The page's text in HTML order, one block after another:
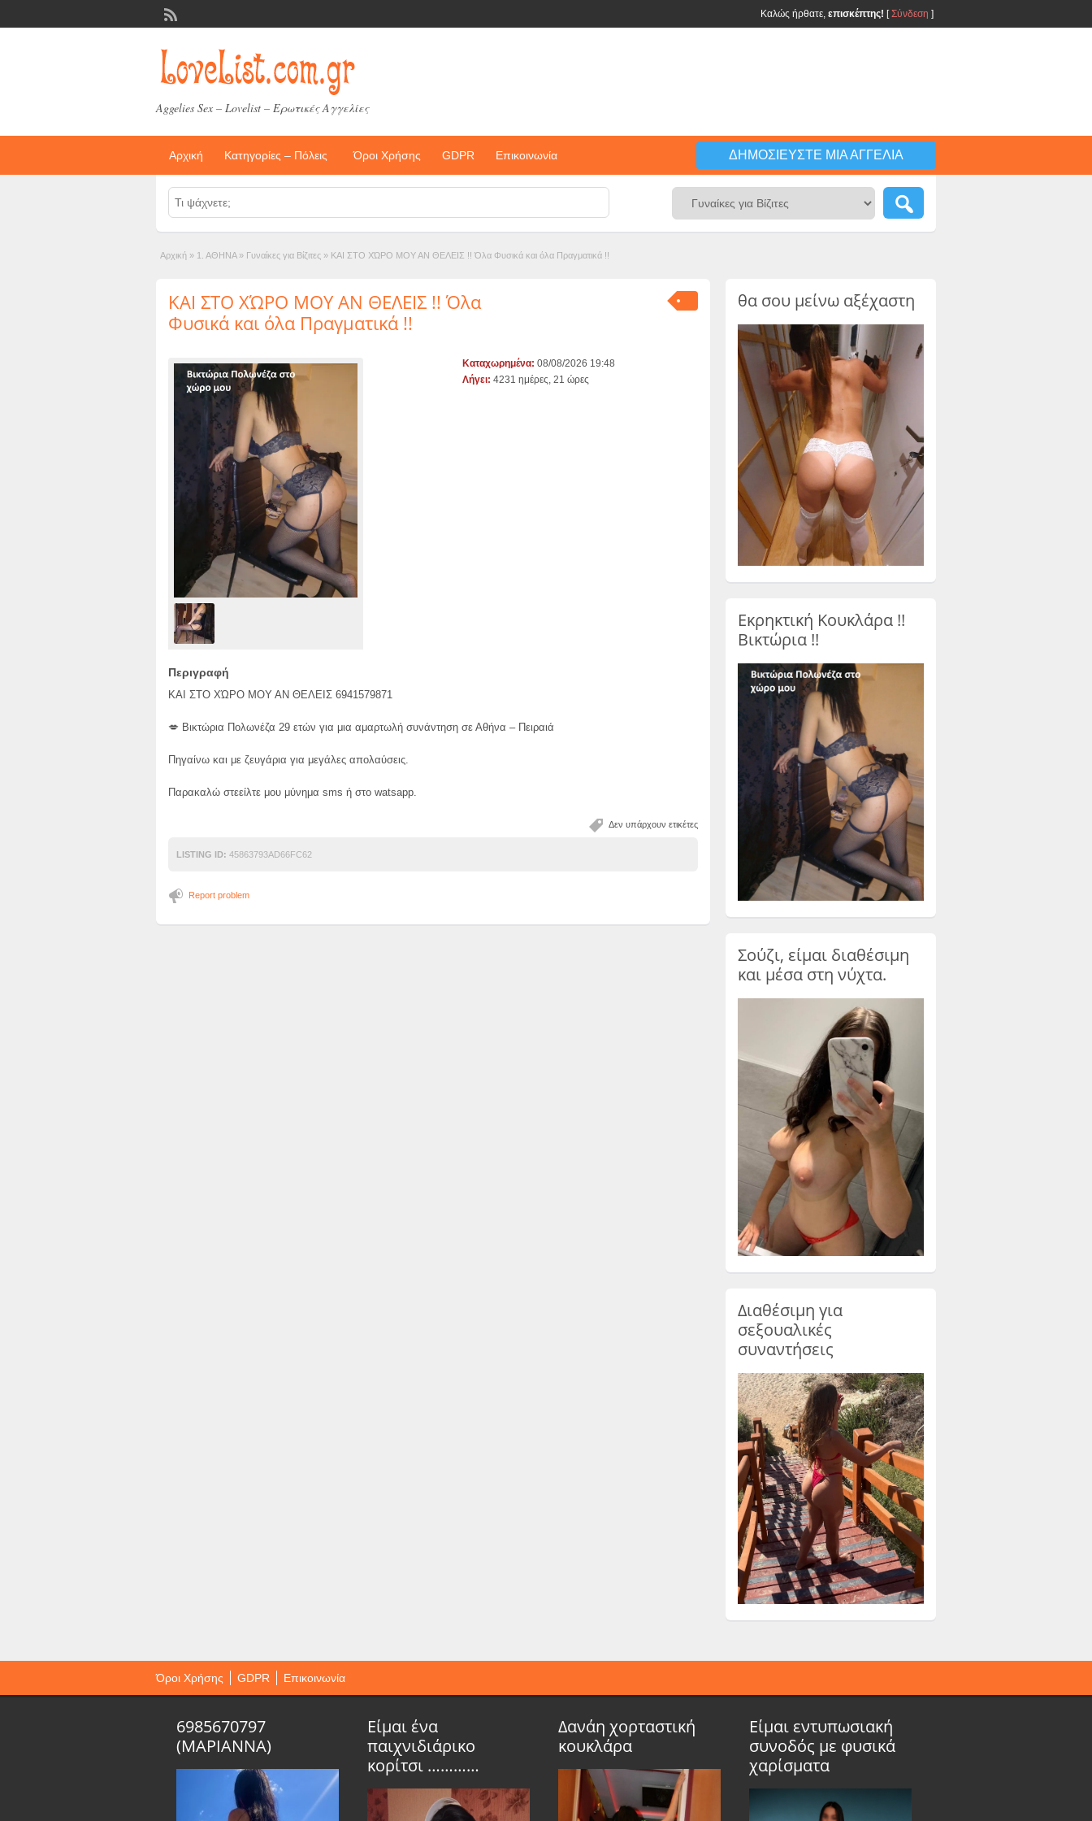
Καλώς ήρθατε, επισκέπτης! [Σύνδεση ]
Aggelies Sex – Lovelist – Ερωτικές Αγγελίες
Αρχική Κατηγορίες – Πόλεις Όροι Χρήσης GDPR Επικοινωνία ΔΗΜΟΣΙΕΎΣΤΕ ΜΙΑ ΑΓΓΕΛΊΑ
Αρχική » 1. ΑΘΗΝΑ » Γυναίκες για Βίζιτες » ΚΑΙ ΣΤΟ ΧΏΡΟ ΜΟΥ ΑΝ ΘΕΛΕΙΣ !! Όλα Φυσικά και όλα Πραγματικά !!
ΚΑΙ ΣΤΟ ΧΏΡΟ ΜΟΥ ΑΝ ΘΕΛΕΙΣ !! Όλα
Φυσικά και όλα Πραγματικά !!
Καταχωρημένα: 08/08/2026 19:48
Λήγει: 4231 ημέρες, 21 ώρες
Περιγραφή
ΚΑΙ ΣΤΟ ΧΏΡΟ ΜΟΥ ΑΝ ΘΕΛΕΙΣ 6941579871
💋 Βικτώρια Πολωνέζα 29 ετών για μια αμαρτωλή συνάντηση σε Αθήνα – Πειραιά
Πηγαίνω και με ζευγάρια για μεγάλες απολαύσεις.
Παρακαλώ στεείλτε μου μύνημα sms ή στο watsapp.
Δεν υπάρχουν ετικέτες
LISTING ID: 45863793AD66FC62
Report problem
θα σου μείνω αξέχαστη
Εκρηκτική Κουκλάρα !!
Βικτώρια !!
Σούζι, είμαι διαθέσιμη
και μέσα στη νύχτα.
Διαθέσιμη για
σεξουαλικές
συναντήσεις
Όροι Χρήσης GDPR Επικοινωνία
6985670797
(ΜΑΡΙΑΝΝΑ)
Είμαι ένα
παιχνιδιάρικο
κορίτσι …………
Δανάη χορταστική
κουκλάρα
Είμαι εντυπωσιακή
συνοδός με φυσικά
χαρίσματα